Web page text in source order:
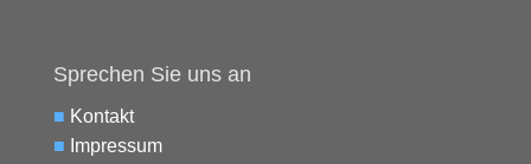
Sprechen Sie uns an
■ Kontakt
■ Impressum